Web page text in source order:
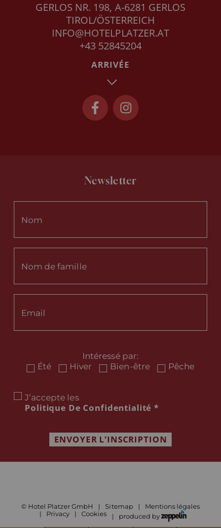
GERLOS NR. 198, A-6281 GERLOS
TIROL/ÖSTERREICH
INFO@HOTELPLATZER.AT
+43 52845204
ARRIVÉE
Newsletter
Intéressé par:
Été
Hiver Bien-être Pêche
J’accepte les
Politique De Confidentialité*
ENVOYER L’INSCRIPTION
© Hotel Platzer GmbH Sitemap
Mentions légales
Privacy
Cookies produced by